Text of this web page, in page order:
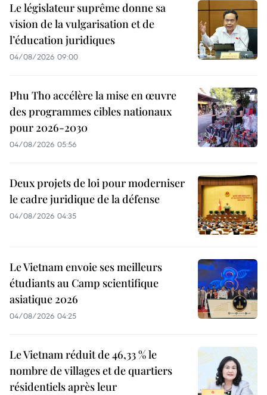
Le législateur suprême donne sa
vision de la vulgarisation et de
l’éducation juridiques
04/08/2026 09:00
Phu Tho accélère la mise en œuvre
des programmes cibles nationaux
pour 2026-2030
04/08/2026 05:56
Deux projets de loi pour moderniser
le cadre juridique de la défense
04/08/2026 04:35
Le Vietnam envoie ses meilleurs
étudiants au Camp scientifique
asiatique 2026
04/08/2026 04:25
Le Vietnam réduit de 46,33 % le
nombre de villages et de quartiers
résidentiels après leur